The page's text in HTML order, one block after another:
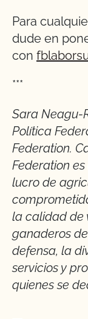
Para
dude en
con
***
Sara Neagu-
Política
Federation.
Federation
lucro de
la calidad de
ganaderos
defensa, la
servicios y
quienes se